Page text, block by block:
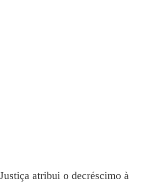
atribui o decréscimo à